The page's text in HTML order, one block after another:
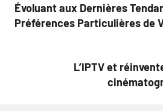
Évoluant aux Dernières
Préférences Particulières de
L’IPTV et